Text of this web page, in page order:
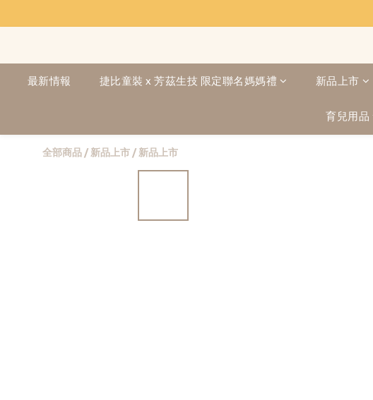
最新情報 捷比童裝 x 芳茲生技 限定聯名媽媽禮 新品上市
育兒用品
全部商品 / 新品上市 / 新品上市